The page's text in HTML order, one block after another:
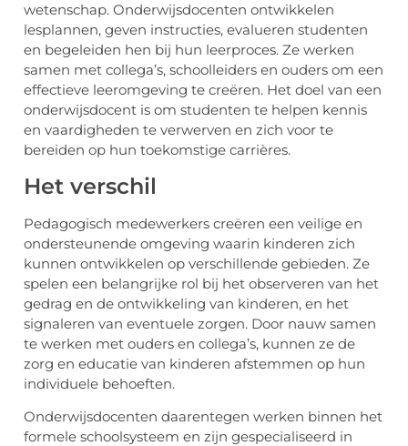
wetenschap. Onderwijsdocenten ontwikkelen
lesplannen, geven instructies, evalueren studenten
en begeleiden hen bij hun leerproces. Ze werken
samen met collega’s, schoolleiders en ouders om een
effectieve leeromgeving te creëren. Het doel van een
onderwijsdocent is om studenten te helpen kennis
en vaardigheden te verwerven en zich voor te
bereiden op hun toekomstige carrières.
Het verschil
Pedagogisch medewerkers creëren een veilige en
ondersteunende omgeving waarin kinderen zich
kunnen ontwikkelen op verschillende gebieden. Ze
spelen een belangrijke rol bij het observeren van het
gedrag en de ontwikkeling van kinderen, en het
signaleren van eventuele zorgen. Door nauw samen
te werken met ouders en collega’s, kunnen ze de
zorg en educatie van kinderen afstemmen op hun
individuele behoeften.
Onderwijsdocenten daarentegen werken binnen het
formele schoolsysteem en zijn gespecialiseerd in